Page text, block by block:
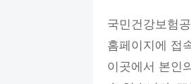
국민건강보험
홈페이지에 접
이곳에서 본인